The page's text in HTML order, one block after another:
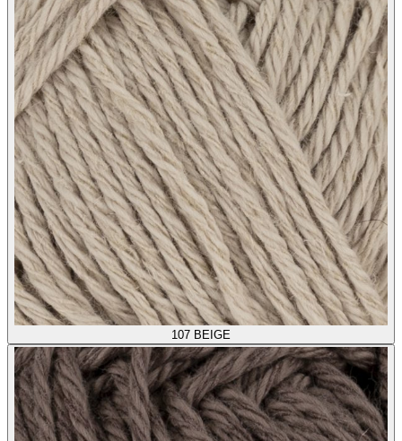
107 BEIGE